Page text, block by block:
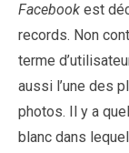
Facebook est
records. Non
terme
aussi l’une des
photos. Il y a
blanc dans